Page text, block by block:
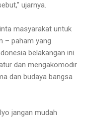
ujarnya.
masyarakat untuk
– paham yang
belakangan ini.
dan mengakomodir
dan budaya bangsa
jangan mudah